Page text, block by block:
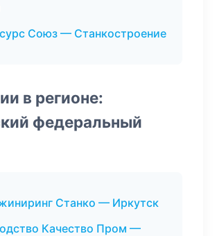
Союз — Станкостроение
в регионе:
федеральный
Станко — Иркутск
Качество Пром —